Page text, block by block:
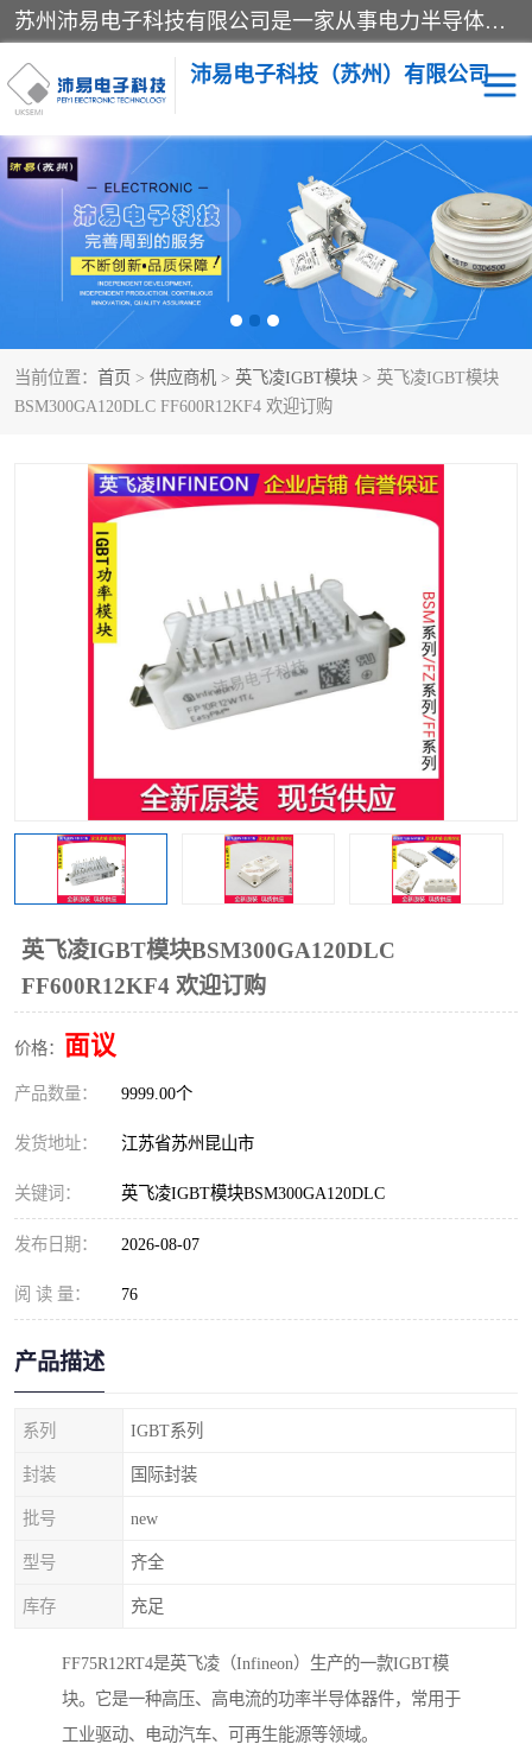
苏州沛易电子科技有限公司是一家从事电力半导体器件和电子元器件的专业代理及分销商，产品包括：IGBT模块、IPM模块、PIM模块、二极管、三极管、可控硅、整流桥、IGBT单管、IGBT电路驱动板、GTR达林顿模块、快恢复二极管、肖特基二极管、熔断器、IC集成电路、快速熔断器等。
沛易电子科技（苏州）有限公司
当前位置： 首页 > 供应商机 > 英飞凌IGBT模块 > 英飞凌IGBT模块
BSM300GA120DLC FF600R12KF4 欢迎订购
英飞凌IGBT模块BSM300GA120DLC
FF600R12KF4 欢迎订购
价格： 面议
产品数量： 9999.00个
发货地址： 江苏省苏州昆山市
关键词： 英飞凌IGBT模块BSM300GA120DLC
发布日期： 2026-08-07
阅 读 量： 76
产品描述
系列 IGBT系列
封装 国际封装
批号 new
型号 齐全
库存 充足
FF75R12RT4是英飞凌（Infineon）生产的一款IGBT模
块。它是一种高压、高电流的功率半导体器件，常用于
工业驱动、电动汽车、可再生能源等领域。
西门康 英飞凌
快恢复二极管 英飞凌IGBT模块
英飞凌可控硅模块 IXYS艾赛斯可控硅
SEMIKRON西门康IGBT SEMIKRON西门康可控硅
器
MOS管场效应管 晶闸管